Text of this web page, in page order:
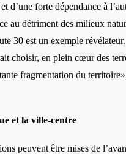
et d’une forte dépendance à l
au détriment des milieux
30 est un exemple rév
choisir, en plein cœur des
fragmentation du territoire»
et la ville-centre
peuvent être mises de